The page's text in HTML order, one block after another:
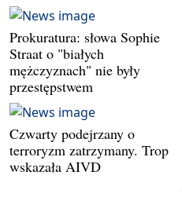
Prokuratura: słowa Sophie
Straat o "białych
mężczyznach" nie były
przestępstwem
Czwarty podejrzany o
terroryzm zatrzymany. Trop
wskazała AIVD